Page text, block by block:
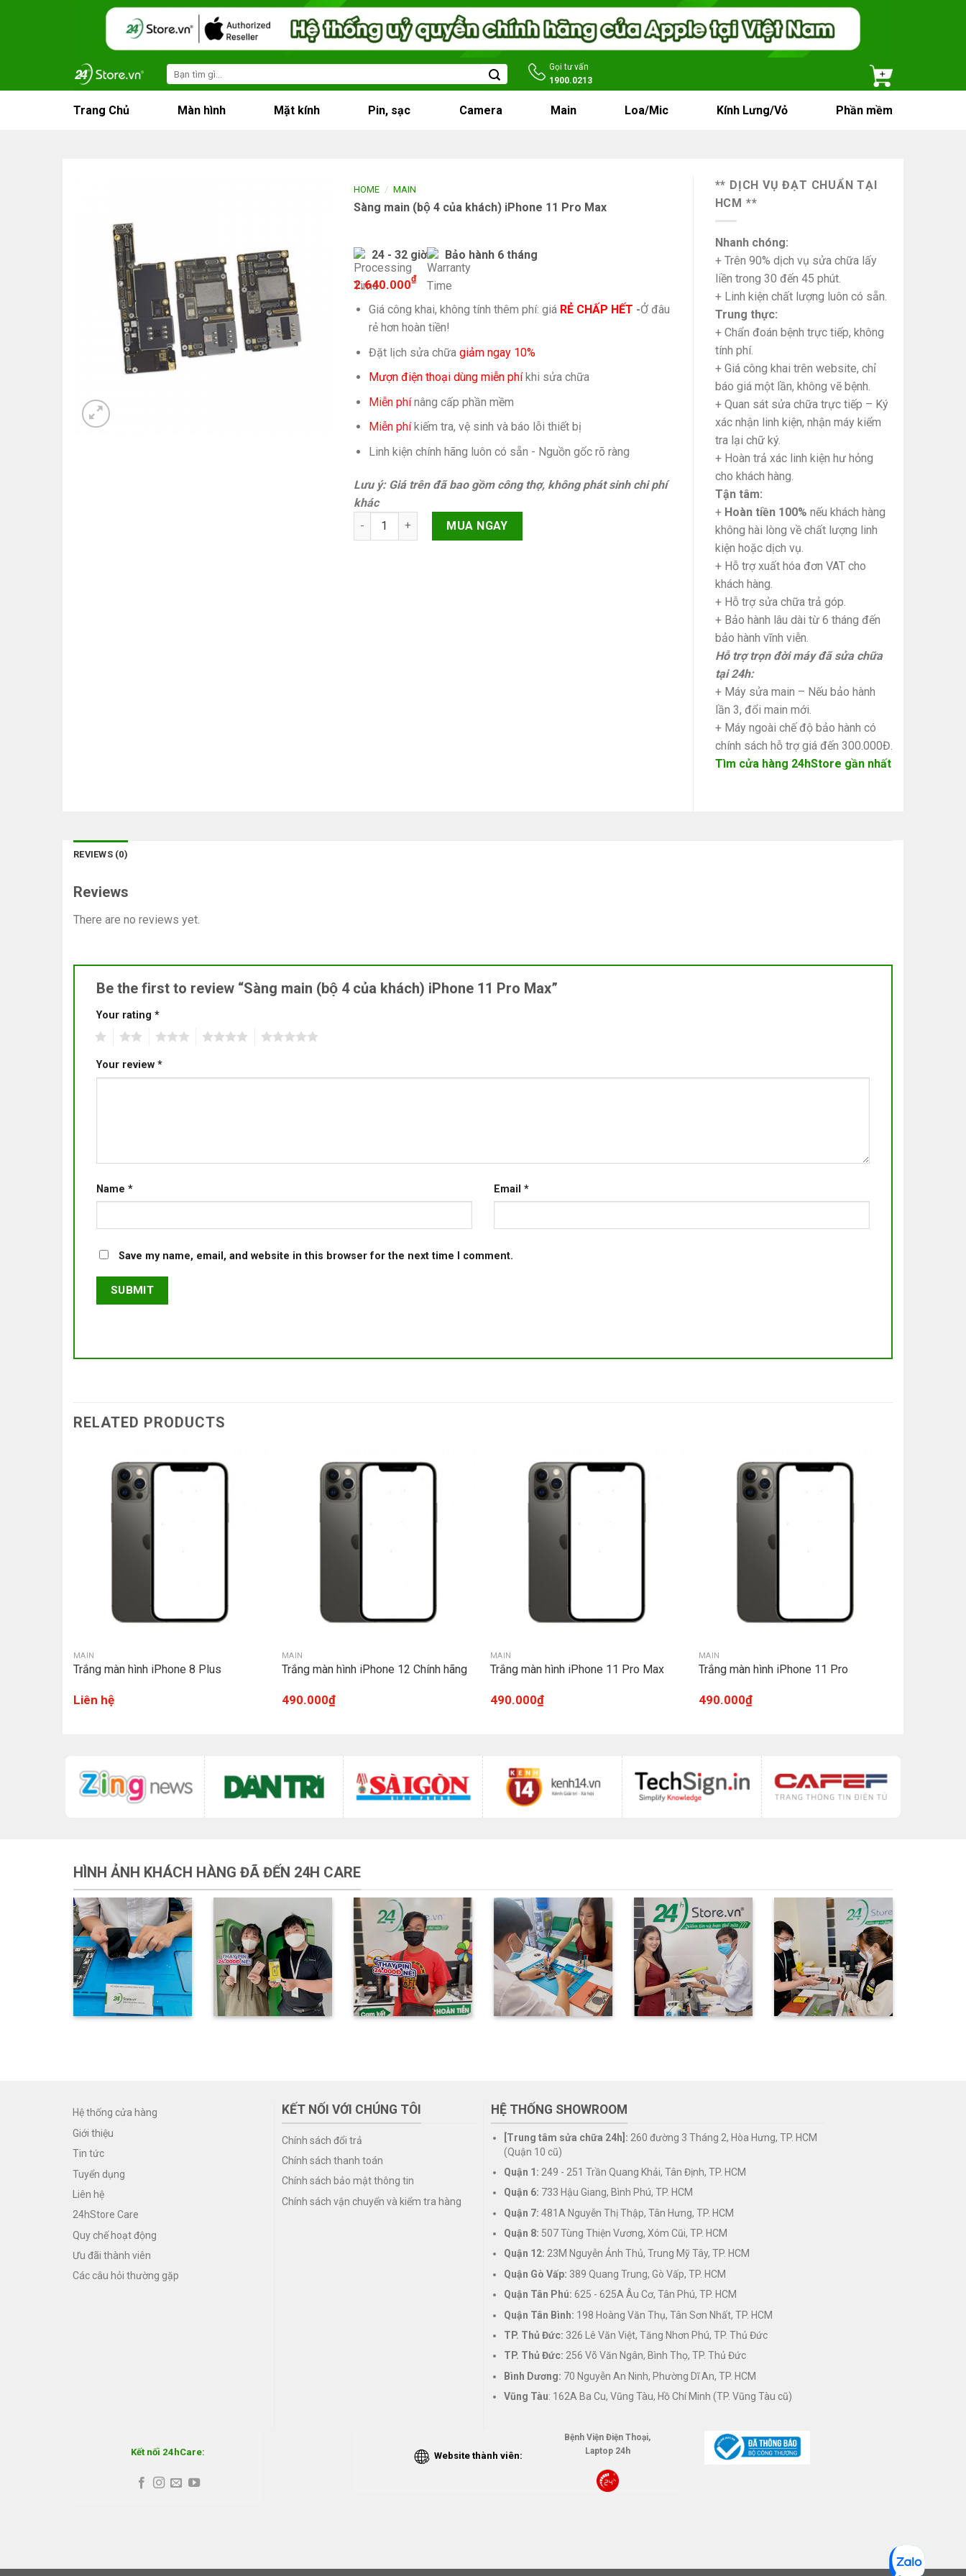
Search
for:
Gọi tư vấn
1900.0213
Trang Chủ Màn hình Mặt kính Pin, sạc Camera Main Loa/Mic Kính Lưng/Vỏ Phần mềm
HOME / MAIN
Sàng main (bộ 4 của khách) iPhone 11 Pro Max
24 - 32 giờ Bảo hành 6 tháng
2.640.000₫
Giá công khai, không tính thêm phí: giá RẺ CHẤP HẾT -Ở đâu
rẻ hơn hoàn tiền!
Đặt lịch sửa chữa giảm ngay 10%
Mượn điện thoại dùng miễn phíkhi sửa chữa
Miễn phínâng cấp phần mềm
Miễn phíkiếm tra, vệ sinh và báo lỗi thiết bị
Linh kiện chính hãng luôn có sẵn - Nguồn gốc rõ ràng
Lưu ý: Giá trên đã bao gồm công thợ, không phát sinh chi phí
khác
Sàng main (bộ 4 của khách) iPhone 11 Pro Max quantity
MUA NGAY
** DỊCH VỤ ĐẠT CHUẨN TẠI
HCM **
Nhanh chóng:
+ Trên 90% dịch vụ sửa chữa lấy
liền trong 30 đến 45 phút.
+ Linh kiện chất lượng luôn có sẵn.
Trung thực:
+ Chẩn đoán bệnh trực tiếp, không
tính phí.
+ Giá công khai trên website, chỉ
báo giá một lần, không vẽ bệnh.
+ Quan sát sửa chữa trực tiếp – Ký
xác nhận linh kiện, nhận máy kiểm
tra lại chữ ký.
+ Hoàn trả xác linh kiện hư hỏng
cho khách hàng.
Tận tâm:
+ Hoàn tiền 100% nếu khách hàng
không hài lòng về chất lượng linh
kiện hoặc dịch vụ.
+ Hỗ trợ xuất hóa đơn VAT cho
khách hàng.
+ Hỗ trợ sửa chữa trả góp.
+ Bảo hành lâu dài từ 6 tháng đến
bảo hành vĩnh viễn.
Hỗ trợ trọn đời máy đã sửa chữa
tại 24h:
+ Máy sửa main – Nếu bảo hành
lần 3, đổi main mới.
+ Máy ngoài chế độ bảo hành có
chính sách hỗ trợ giá đến 300.000Đ.
Tìm cửa hàng 24hStore gần nhất
REVIEWS (0)
Reviews
There are no reviews yet.
Be the first to review “Sàng main (bộ 4 của khách) iPhone 11 Pro Max”
Your rating *
Your review *
Name * Email *
Save my name, email, and website in this browser for the next time I comment.
RELATED PRODUCTS
MAIN
Trắng màn hình iPhone 8 Plus
Liên hệ
MAIN
Trắng màn hình iPhone 12 Chính hãng
490.000₫
MAIN
Trắng màn hình iPhone 11 Pro Max
490.000₫
MAIN
Trắng màn hình iPhone 11 Pro
490.000₫
HÌNH ẢNH KHÁCH HÀNG ĐÃ ĐẾN 24H CARE
Hệ thống cửa hàng
Giới thiệu
Tin tức
Tuyển dụng
Liên hệ
24hStore Care
Quy chế hoạt động
Ưu đãi thành viên
Các câu hỏi thường gặp
KẾT NỐI VỚI CHÚNG TÔI
Chính sách đổi trả
Chính sách thanh toán
Chính sách bảo mật thông tin
Chính sách vận chuyển và kiểm tra hàng
HỆ THỐNG SHOWROOM
[Trung tâm sửa chữa 24h]: 260 đường 3 Tháng 2, Hòa Hưng, TP. HCM
(Quận 10 cũ)
Quận 1: 249 - 251 Trần Quang Khải, Tân Định, TP. HCM
Quận 6: 733 Hậu Giang, Bình Phú, TP. HCM
Quận 7: 481A Nguyễn Thị Thập, Tân Hưng, TP. HCM
Quận 8: 507 Tùng Thiện Vương, Xóm Cũi, TP. HCM
Quận 12: 23M Nguyễn Ảnh Thủ, Trung Mỹ Tây, TP. HCM
Quận Gò Vấp: 389 Quang Trung, Gò Vấp, TP. HCM
Quận Tân Phú: 625 - 625A Âu Cơ, Tân Phú, TP. HCM
Quận Tân Bình: 198 Hoàng Văn Thụ, Tân Sơn Nhất, TP. HCM
TP. Thủ Đức: 326 Lê Văn Việt, Tăng Nhơn Phú, TP. Thủ Đức
TP. Thủ Đức: 256 Võ Văn Ngân, Bình Thọ, TP. Thủ Đức
Bình Dương: 70 Nguyễn An Ninh, Phường Dĩ An, TP. HCM
Vũng Tàu: 162A Ba Cu, Vũng Tàu, Hồ Chí Minh (TP. Vũng Tàu cũ)
Kết nối 24hCare: Website thành viên:
Bệnh Viện Điện Thoại,
Laptop 24h